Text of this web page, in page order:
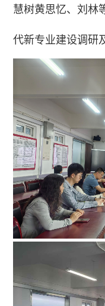
慧树黄思忆、刘林
代新专业建设调研